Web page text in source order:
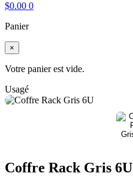
$0.00 0
Panier
×
Votre panier est vide.
Usagé
Coffre Rack Gris 6U